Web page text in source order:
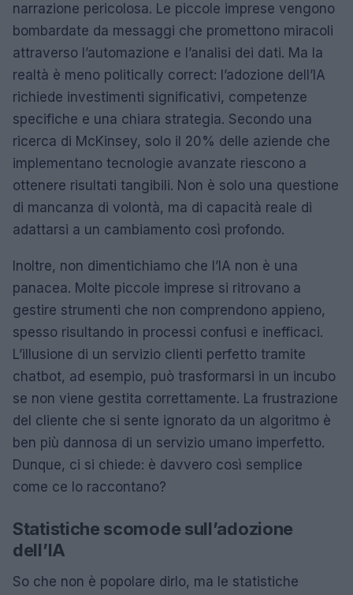
narrazione pericolosa. Le piccole imprese vengono
bombardate da messaggi che promettono miracoli
attraverso l’automazione e l’analisi dei dati. Ma la
realtà è meno politically correct: l’adozione dell’IA
richiede investimenti significativi, competenze
specifiche e una chiara strategia. Secondo una
ricerca di McKinsey, solo il 20% delle aziende che
implementano tecnologie avanzate riescono a
ottenere risultati tangibili. Non è solo una questione
di mancanza di volontà, ma di capacità reale di
adattarsi a un cambiamento così profondo.
Inoltre, non dimentichiamo che l’IA non è una
panacea. Molte piccole imprese si ritrovano a
gestire strumenti che non comprendono appieno,
spesso risultando in processi confusi e inefficaci.
L’illusione di un servizio clienti perfetto tramite
chatbot, ad esempio, può trasformarsi in un incubo
se non viene gestita correttamente. La frustrazione
del cliente che si sente ignorato da un algoritmo è
ben più dannosa di un servizio umano imperfetto.
Dunque, ci si chiede: è davvero così semplice
come ce lo raccontano?
Statistiche scomode sull’adozione
dell’IA
So che non è popolare dirlo, ma le statistiche